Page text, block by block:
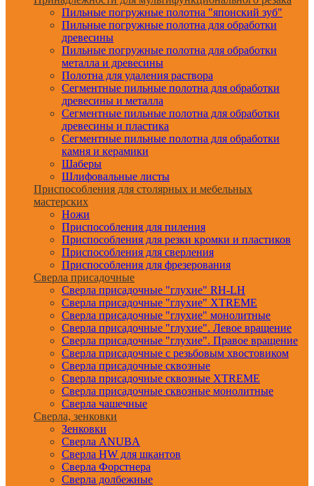
Пильные погружные полотна "японский зуб"
Пильные погружные полотна для обработки
древесины
Пильные погружные полотна для обработки
металла и древесины
Полотна для удаления раствора
Сегментные пильные полотна для обработки
древесины и металла
Сегментные пильные полотна для обработки
древесины и пластика
Сегментные пильные полотна для обработки
камня и керамики
Шаберы
Шлифовальные листы
Приспособления для столярных и мебельных
мастерских
Ножи
Приспособления для пиления
Приспособления для резки кромки и пластиков
Приспособления для сверления
Приспособления для фрезерования
Сверла присадочные
Сверла присадочные "глухие" RH-LH
Сверла присадочные "глухие" XTREME
Сверла присадочные "глухие" монолитные
Сверла присадочные "глухие". Левое вращение
Сверла присадочные "глухие". Правое вращение
Сверла присадочные с резьбовым хвостовиком
Сверла присадочные сквозные
Сверла присадочные сквозные XTREME
Сверла присадочные сквозные монолитные
Сверла чашечные
Сверла, зенковки
Зенковки
Сверла ANUBA
Сверла HW для шкантов
Сверла Форстнера
Сверла долбежные